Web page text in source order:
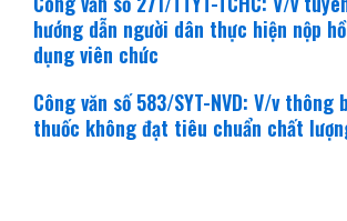
hướng dẫn người dân thực hiện nộp
dụng viên chức
Công văn số 583/SYT-NVD: V/v
thuốc không đạt tiêu chuẩn chất